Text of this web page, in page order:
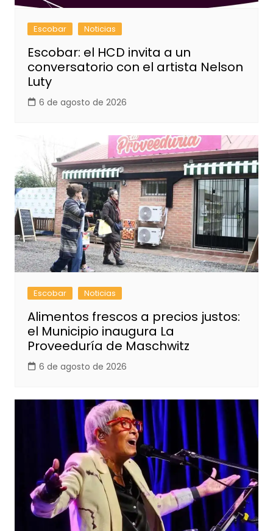
Escobar Noticias
Escobar: el HCD invita a un
conversatorio con el artista Nelson
Luty
6 de agosto de 2026
Escobar Noticias
Alimentos frescos a precios justos:
el Municipio inaugura La
Proveeduría de Maschwitz
6 de agosto de 2026